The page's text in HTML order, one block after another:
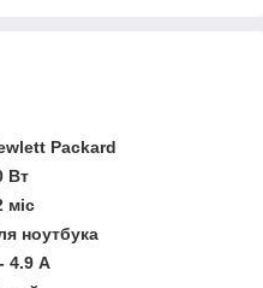
Packard
Вт
міс
ноутбука
4.9 А